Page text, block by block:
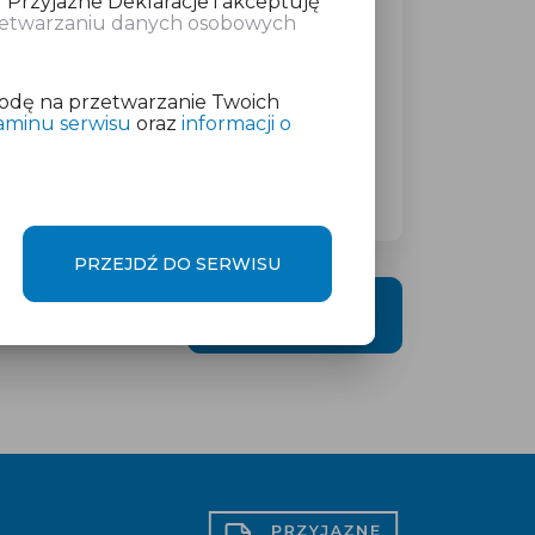
w wysokości
danych osobowych
na przetwarzanie Twoich
serwisu orazinformacji o
PRZEJDŹ DO SERWISU